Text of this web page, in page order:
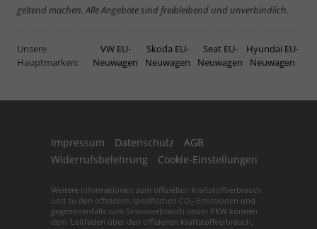
geltend machen. Alle Angebote sind freibleibend und unverbindlich.
Unsere
Hauptmarken:
VW EU-
Neuwagen
Skoda EU-
Neuwagen
Seat EU-
Neuwagen
Hyundai EU-
Neuwagen
Impressum Datenschutz
AGB
Widerrufsbelehrung
Cookie-Einstellungen
Weitere Informationen zum offiziellen Kraftstoffverbrauch
und zu den offiziellen spezifischen CO2 -Emissionen und
gegebenenfalls zum Stromverbrauch neuer PKW können
dem 'Leitfaden über den offiziellen Kraftstoffverbrauch,